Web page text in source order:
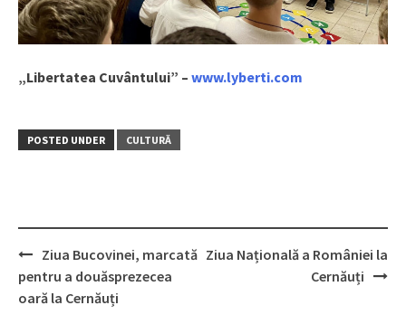
„Libertatea Cuvântului” – www.lyberti.com
POSTED UNDER CULTURĂ
Post
navigation
Ziua Bucovinei, marcată
pentru a douăsprezecea
oară la Cernăuți
Ziua Națională a României la
Cernăuți